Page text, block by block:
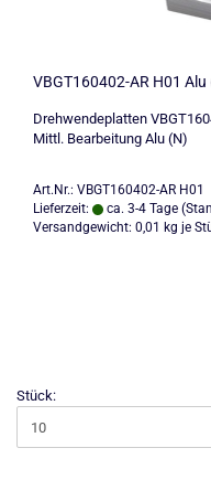
VBGT160402-AR H01 Alu
Drehwendeplatten
Mittl. Bearbeitung Alu (N)
Art.Nr.: VBGT160402-AR H01
Lieferzeit:
ca. 3-4 Tage
Versandgewicht: 0,01 kg je
Stück: